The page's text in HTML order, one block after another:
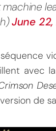
June
avec
de